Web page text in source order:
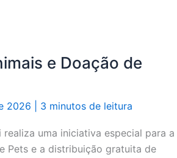
e Doação de
2026 3 minutos de leitura
uma iniciativa especial para a
Pets e a distribuição gratuita de